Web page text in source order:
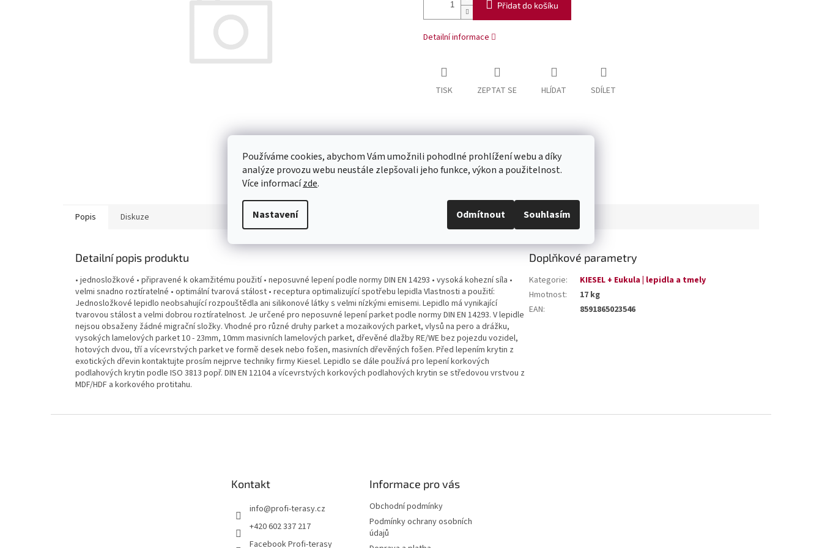
Používáme cookies, abychom Vám umožnili pohodlné prohlížení webu a díky
analýze provozu webu neustále zlepšovali jeho funkce, výkon a použitelnost.
Více informacízde.
Nastavení Odmítnout Souhlasím
Přidat do košíku
Detailní informace
TISK ZEPTAT SE HLÍDAT SDÍLET
Popis Diskuze
Detailní popis produktu
• jednosložkové • připravené k okamžitému použití • neposuvné lepení podle normy DIN EN 14293 • vysoká kohezní síla •
velmi snadno roztíratelné • optimální tvarová stálost • receptura optimalizující spotřebu lepidla Vlastnosti a použití:
Jednosložkové lepidlo neobsahující rozpouštědla ani silikonové látky s velmi nízkými emisemi. Lepidlo má vynikající
tvarovou stálost a velmi dobrou roztíratelnost. Je určené pro neposuvné lepení parket podle normy DIN EN 14293. V lepidle
nejsou obsaženy žádné migrační složky. Vhodné pro různé druhy parket a mozaikových parket, vlysů na pero a drážku,
vysokých lamelových parket 10 - 23mm, 10mm masivních lamelových parket, dřevěné dlažby RE/WE bez pojezdu vozidel,
hotových dvou, tří a vícevrstvých parket ve formě desek nebo fošen, masivních dřevěných fošen. Před lepením krytin z
exotických dřevin kontaktujte prosím nejprve techniky firmy Kiesel. Lepidlo se dále používá pro lepení korkových
podlahových krytin podle ISO 3813 popř. DIN EN 12104 a vícevrstvých korkových podlahových krytin se středovou vrstvou z
MDF/HDF a korkového protitahu.
Doplňkové parametry
Kategorie:
KIESEL + Eukula | lepidla a tmely
Hmotnost:
17 kg
EAN: 8591865023546
Kontakt
info@profi-terasy.cz
+420 602 337 217
Facebook Profi-terasy
Informace pro vás
Obchodní podmínky
Podmínky ochrany osobních
údajů